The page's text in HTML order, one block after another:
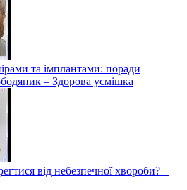
та імплантами: поради
– Здорова усмішка
від небезпечної хвороби? –